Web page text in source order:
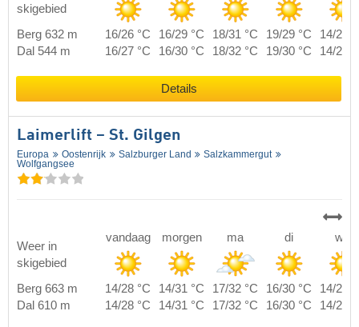
skigebied
Berg 632 m 16/26 °C 16/29 °C 18/31 °C 19/29 °C
14/25
Dal 544 m
16/27 °C 16/30 °C 18/32 °C 19/30 °C 14/26
Details
Laimerlift – St. Gilgen
Europa Oostenrijk Salzburger Land
Salzkammergut
Wolfgangsee
Weer in
skigebied
vandaag morgen ma di wo
Berg 663 m 14/28 °C 14/31 °C 17/32 °C 16/30 °C
14/26
Dal 610 m
14/28 °C 14/31 °C 17/32 °C 16/30 °C 14/26